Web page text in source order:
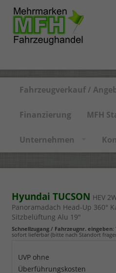
Fahrzeugverkauf /
Finanzierung MFH
Unternehmen
Hyundai TUCSON HEV
Panoramadach Head-Up 360°
Sitzbelüftung Alu 19"
Schnellzugang / Fahrzeugnr. eingeben:
sofort lieferbar (bitte nach Standort
UVP ohne
Überführungskosten